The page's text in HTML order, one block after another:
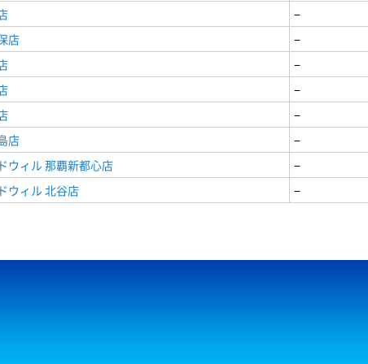
−
店 −
−
−
−
店 −
ウィル 那覇新都心店 −
ウィル 北谷店 −